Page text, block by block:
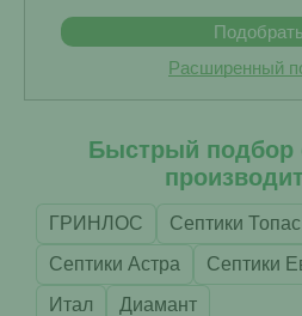
Подобрать
Расширенный
Быстрый подбор
ГРИНЛОС Септики Топас
Септики Астра
Септики
Итал
Диамант